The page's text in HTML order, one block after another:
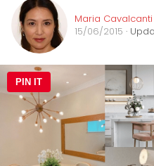
Maria Cavalcanti
15/06/2015 ·
PIN IT